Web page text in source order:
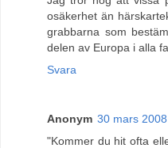
osäkerhet än
grabbarna som
delen av Europa i alla
Svara
Anonym 30 mars
"Kommer du hit ofta